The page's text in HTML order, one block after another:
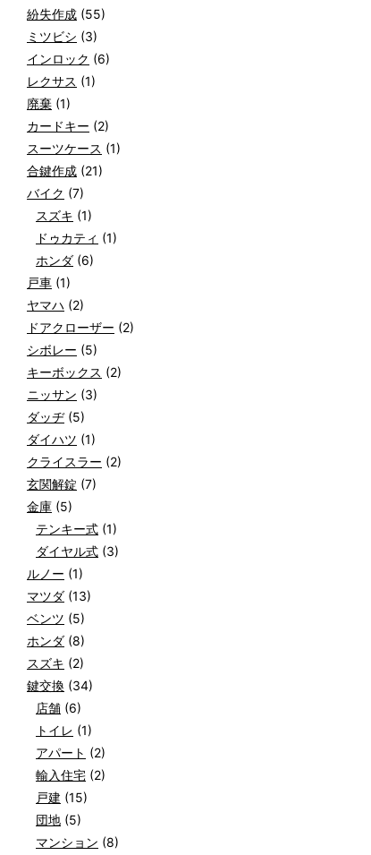
紛失作成 (55)
ミツビシ (3)
インロック (6)
レクサス (1)
廃棄 (1)
カードキー (2)
スーツケース (1)
合鍵作成 (21)
バイク (7)
スズキ (1)
ドゥカティ (1)
ホンダ (6)
戸車 (1)
ヤマハ (2)
ドアクローザー (2)
シボレー (5)
キーボックス (2)
ニッサン (3)
ダッヂ(5)
ダイハツ (1)
クライスラー (2)
玄関解錠 (7)
金庫 (5)
テンキー式 (1)
ダイヤル式 (3)
ルノー (1)
マツダ (13)
ベンツ (5)
ホンダ (8)
スズキ (2)
鍵交換 (34)
店舗 (6)
トイレ (1)
アパート (2)
輸入住宅 (2)
戸建 (15)
団地 (5)
マンション (8)